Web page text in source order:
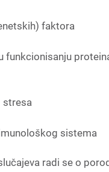
faktora
funkcionisanju
stresa
sistema
radi se o